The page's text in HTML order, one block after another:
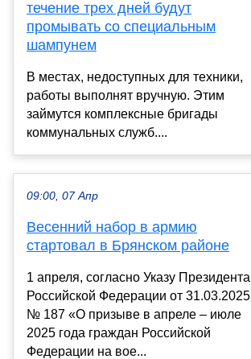
течение трех дней будут
промывать со специальным
шампунем
В местах, недоступных для техники,
работы выполнят вручную. Этим
займутся комплексные бригады
коммунальных служб....
09:00, 07 Апр
Весенний набор в армию
стартовал в Брянском районе
1 апреля, согласно Указу Президента
Российской Федерации от 31.03.2025
№ 187 «О призыве в апреле – июле
2025 года граждан Российской
Федерации на вое...